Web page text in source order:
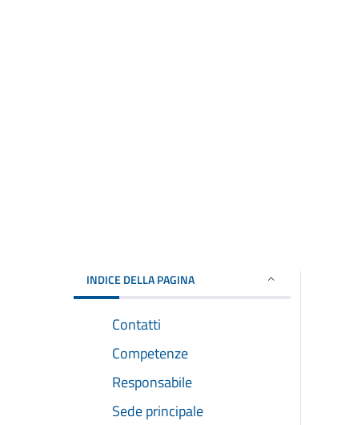
INDICE DELLA PAGINA
Contatti
Competenze
Responsabile
Sede principale